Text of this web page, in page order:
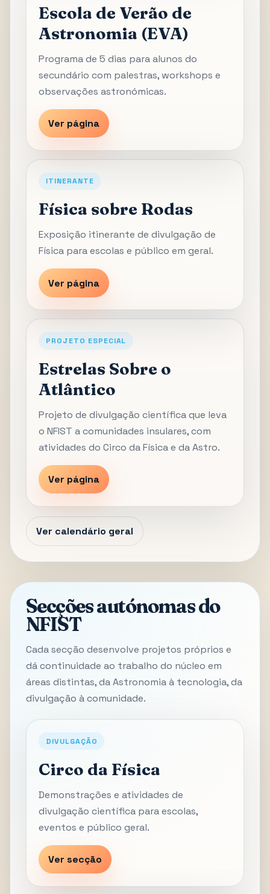
Escola de Verão de
Astronomia (EVA)
Programa de 5 dias para alunos do
secundário com palestras, workshops e
observações astronómicas.
Ver página
ITINERANTE
Física sobre Rodas
Exposição itinerante de divulgação de
Física para escolas e público em geral.
Ver página
PROJETO ESPECIAL
Estrelas Sobre o
Atlântico
Projeto de divulgação científica que leva
o NFIST a comunidades insulares, com
atividades do Circo da Física e da Astro.
Ver página
Ver calendário geral
Secções autónomas do
NFIST
Cada secção desenvolve projetos próprios e
dá continuidade ao trabalho do núcleo em
áreas distintas, da Astronomia à tecnologia, da
divulgação à comunidade.
DIVULGAÇÃO
Circo da Física
Demonstrações e atividades de
divulgação científica para escolas,
eventos e público geral.
Ver secção